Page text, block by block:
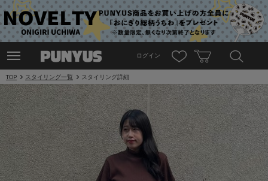
ログイン
TOP スタイリング一覧 スタイリング詳細